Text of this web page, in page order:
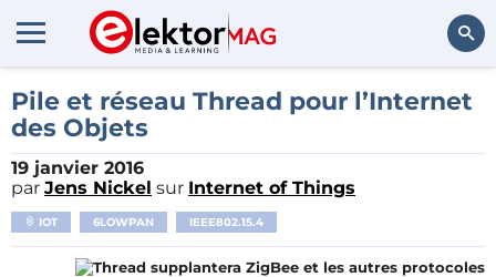
Rechercher
Pile et réseau Thread pour l’Internet
des Objets
19 janvier 2016
par Jens Nickel sur Internet of Things
IOT 6LOWPAN IEEE802.15.4